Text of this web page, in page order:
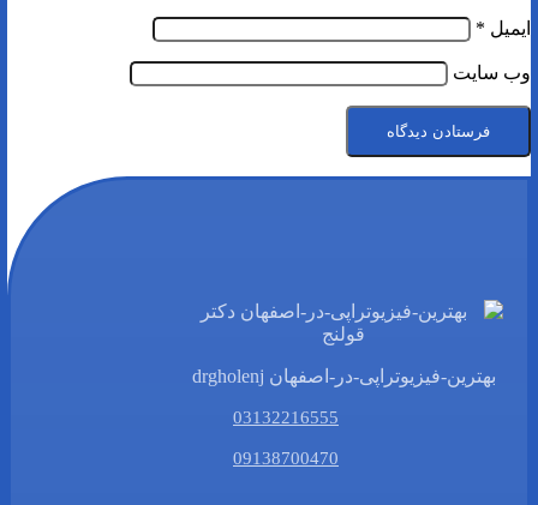
ایمیل *
وب‌ سایت
بهترین-فیزیوتراپی-در-اصفهان drgholenj
03132216555
09138700470